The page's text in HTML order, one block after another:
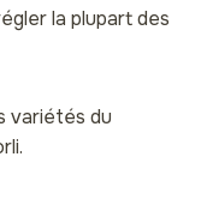
la plupart des
variétés du